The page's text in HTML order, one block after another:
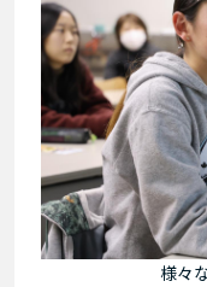
様々